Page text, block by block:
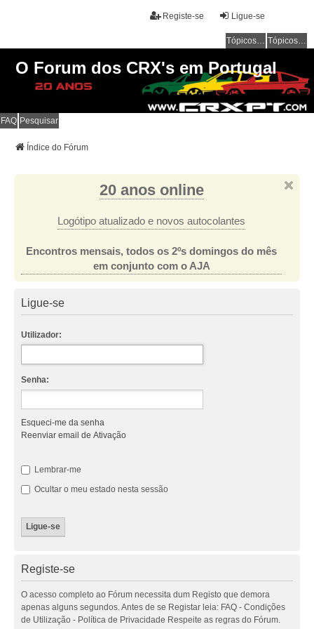
Ligue-se
Registe-se
Tópicos sem resposta Tópicos ativos
O Forum dos CRX's em Portugal
FAQ Pesquisar
Índice do Fórum
20 anos online
Logótipo atualizado e novos autocolantes
Encontros mensais, todos os 2ºs domingos do mês
em conjunto com o AJA
Ligue-se
Utilizador:
Senha:
Esqueci-me da senha
Reenviar email de Ativação
Lembrar-me
Ocultar o meu estado nesta sessão
Registe-se
O acesso completo ao Fórum necessita dum Registo que demora
apenas alguns segundos. Antes de se Registar leia: FAQ - Condições
de Utilização - Política de Privacidade Respeite as regras do Fórum.